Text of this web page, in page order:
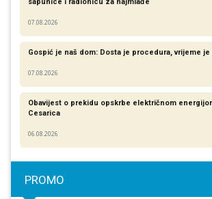
07.08.2026
Gospić je naš dom: Dosta je procedura, vrijeme je
07.08.2026
Obavijest o prekidu opskrbe električnom
Cesarica
06.08.2026
PROMO